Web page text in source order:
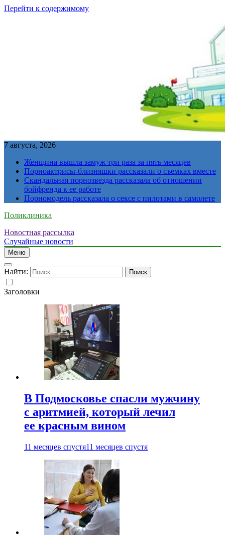
Перейти к содержимому
7 августа, 2026
Женщина вышла замуж три раза за пять месяцев
Порноактрисы-близняшки рассказали о съемках вместе
Скандальная порнозвезда рассказала об отношении
бойфренда к ее работе
Порномодель рассказала о сексе с пилотами в самолете
Поликлиника
Новостная рассылка
Случайные новости
Меню
Найти:
Заголовки
В Подмосковье спасли мужчину
с аритмией, который лечил
ее красным вином
11 месяцев спустя11 месяцев спустя